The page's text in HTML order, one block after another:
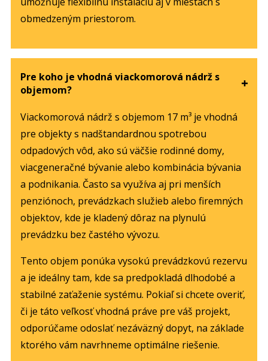
obmedzeným priestorom.
Pre koho je vhodná viackomorová nádrž s
objemom?
Viackomorová nádrž s objemom 17 m³ je vhodná
pre objekty s nadštandardnou spotrebou
odpadových vôd, ako sú väčšie rodinné domy,
viacgeneračné bývanie alebo kombinácia bývania
a podnikania. Často sa využíva aj pri menších
penziónoch, prevádzkach služieb alebo firemných
objektov, kde je kladený dôraz na plynulú
prevádzku bez častého vývozu.
Tento objem ponúka vysokú prevádzkovú rezervu
a je ideálny tam, kde sa predpokladá dlhodobé a
stabilné zaťaženie systému. Pokiaľ si chcete overiť,
či je táto veľkosť vhodná práve pre váš projekt,
odporúčame odoslať nezáväzný dopyt, na základe
ktorého vám navrhneme optimálne riešenie.